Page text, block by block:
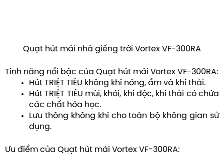
Quạt hút mái nhà giếng trời Vortex VF-300RA
Tính năng nổi bậc của Quạt hút mái Vortex VF-300RA:
Hút TRIỆT TIÊU không khí nóng, ẩm và khí thải.
Hút TRIỆT TIÊU mùi, khói, khí độc, khí thải có chứa
các chất hóa học.
Lưu thông không khí cho toàn bộ không gian sử
dụng.
Ưu điểm của Quạt hút mái Vortex VF-300RA: